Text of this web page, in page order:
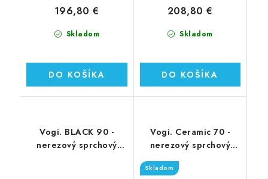
Skladom
196,80 €
DO KOŠÍKA
Skladom
208,80 €
DO KOŠÍKA
Vogi. BLACK 90 -
nerezový sprchový
Vogi. Ceramic 70 -
nerezový sprchový
Skladom